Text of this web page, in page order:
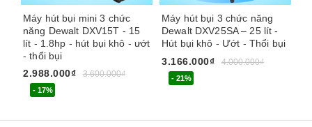
Máy hút bụi mini 3 chức
năng Dewalt DXV15T - 15
lít - 1.8hp - hút bụi khô - ướt
- thổi bụi
2.988.000₫
3.600.000₫
- 17%
Máy hút bụi 3 chức năng
Dewalt DXV25SA – 25 lít -
Hút bụi khô - Ướt - Thổi bụi
3.166.000₫
4.000.000₫
- 21%